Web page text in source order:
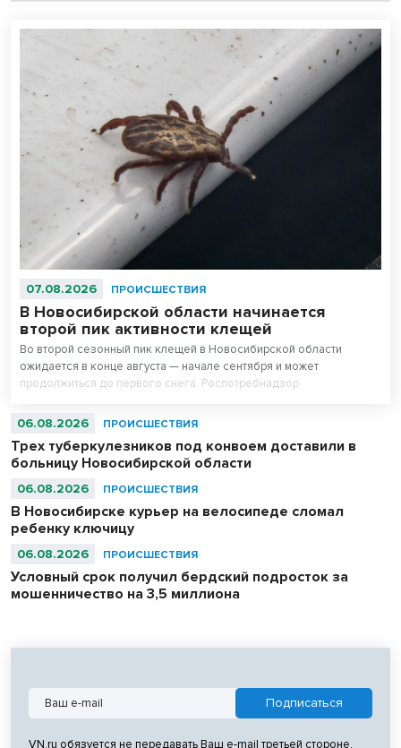
07.08.2026 ПРОИСШЕСТВИЯ
В Новосибирской области начинается
второй пик активности клещей
Во второй сезонный пик клещей в Новосибирской области
ожидается в конце августа — начале сентября и может
продолжиться до первого снега. Роспотребнадзор
тихой охоты — грибников и ягодников.
06.08.2026 ПРОИСШЕСТВИЯ
Трех туберкулезников под конвоем доставили в
больницу Новосибирской области
06.08.2026 ПРОИСШЕСТВИЯ
В Новосибирске курьер на велосипеде сломал
ребенку ключицу
06.08.2026 ПРОИСШЕСТВИЯ
Условный срок получил бердский подросток за
мошенничество на 3,5 миллиона
VN.ru обязуется не передавать Ваш e-mail третьей стороне.